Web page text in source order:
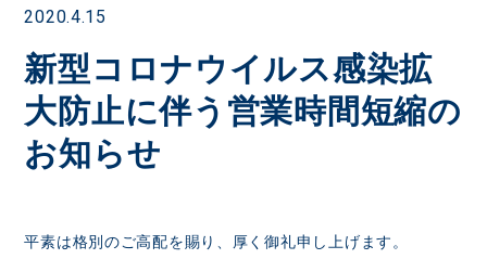
2020.4.15
新型コロナウイルス感染拡
大防止に伴う営業時間短縮の
お知らせ
平素は格別のご高配を賜り、厚く御礼申し上げます。